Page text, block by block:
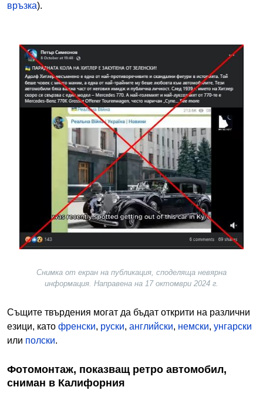
връзка).
Image
Снимка от екран на публикация, споделяща невярна
информация. Направена на 17 октомври 2024 г.
Същите твърдения могат да бъдат открити на различни
езици, като френски, руски, английски, немски, унгарски
или полски.
Фотомонтаж, показващ ретро автомобил,
сниман в Калифорния